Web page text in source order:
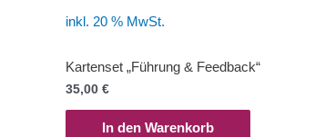
inkl. 20 % MwSt.
Kartenset „Führung & Feedback“
35,00 €
In den Warenkorb